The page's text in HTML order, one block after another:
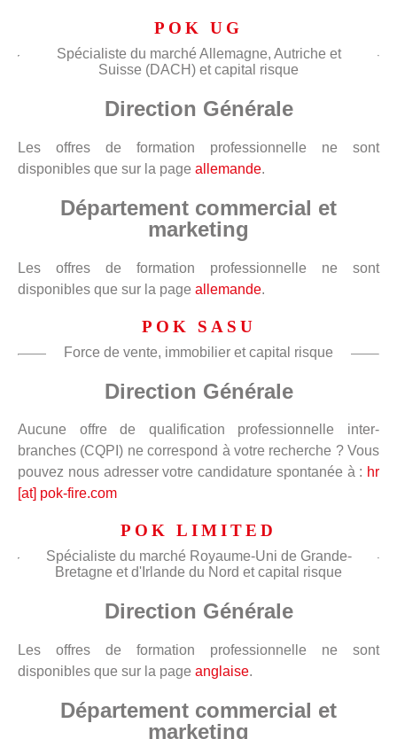
POK UG
Spécialiste du marché Allemagne, Autriche et
Suisse (DACH) et capital risque
Direction Générale
Les offres de formation professionnelle ne sont
disponibles que sur la page allemande.
Département commercial et
marketing
Les offres de formation professionnelle ne sont
disponibles que sur la page allemande.
POK SASU
Force de vente, immobilier et capital risque
Direction Générale
Aucune offre de qualification professionnelle inter-
branches (CQPI) ne correspond à votre recherche ? Vous
pouvez nous adresser votre candidature spontanée à : hr
[at] pok-fire.com
POK LIMITED
Spécialiste du marché Royaume-Uni de Grande-
Bretagne et d'Irlande du Nord et capital risque
Direction Générale
Les offres de formation professionnelle ne sont
disponibles que sur la page anglaise.
Département commercial et
marketing